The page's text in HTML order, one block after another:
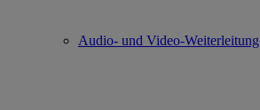
Audio- und Video-Weiterleitung